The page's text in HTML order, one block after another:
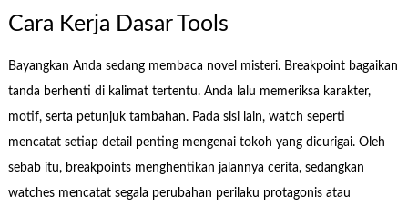
Cara Kerja Dasar Tools
Bayangkan Anda sedang membaca novel misteri. Breakpoint bagaikan
tanda berhenti di kalimat tertentu. Anda lalu memeriksa karakter,
motif, serta petunjuk tambahan. Pada sisi lain, watch seperti
mencatat setiap detail penting mengenai tokoh yang dicurigai. Oleh
sebab itu, breakpoints menghentikan jalannya cerita, sedangkan
watches mencatat segala perubahan perilaku protagonis atau